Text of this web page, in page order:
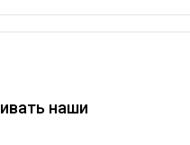
наши